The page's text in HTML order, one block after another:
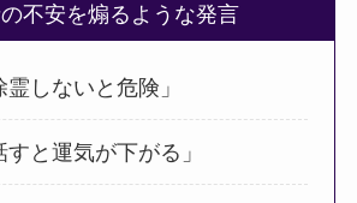
不安を煽るような発言
霊しないと危険」
すと運気が下がる」